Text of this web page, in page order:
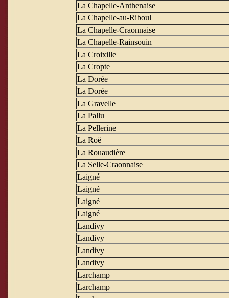
La Chapelle-Anthenaise
La Chapelle-au-Riboul
La Chapelle-Craonnaise
La Chapelle-Rainsouin
La Croixille
La Cropte
La Dorée
La Dorée
La Gravelle
La Pallu
La Pellerine
La Roë
La Rouaudière
La Selle-Craonnaise
Laigné
Laigné
Laigné
Laigné
Landivy
Landivy
Landivy
Landivy
Larchamp
Larchamp